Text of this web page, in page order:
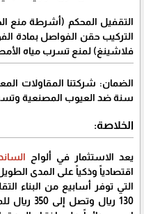
​التقفيل المحكم (أشرطة منع
التركيب حقن الفواصل بمادة
فلاشينغ) لمنع تسرب مياه
سنة ضد العيوب المصنعية
​الخلاصة:
​يعد الاستثمار في ألواح
اقتصادياً وذكياً على المدى
التي توفر أسابيع من البناء
130 ريال